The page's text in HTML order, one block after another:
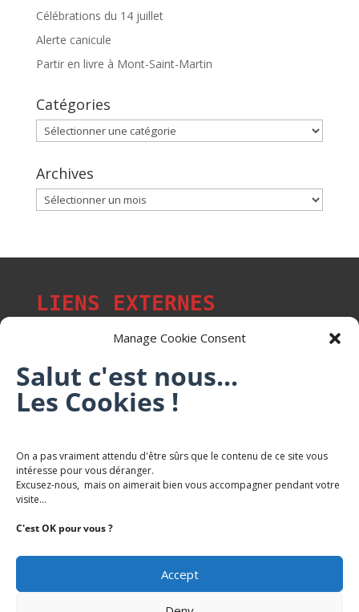
Manage Cookie Consent
Salut c'est nous...
Les Cookies !
On a pas vraiment attendu d'être sûrs que le contenu de ce site vous
intéresse pour vous déranger.
Excusez-nous, mais on aimerait bien vous accompagner pendant votre
visite...
C'est OK pour vous ?
Accept
Célébrations du 14 juillet
Alerte canicule
Partir en livre à Mont-Saint-Martin
Catégories
Catégories
Archives
Archives
LIENS EXTERNES
Les p'tits citoyens de Mont-Saint-Martin
Trail Saintmartinois Daniel FEITE
Karaté Mont Saint Martin